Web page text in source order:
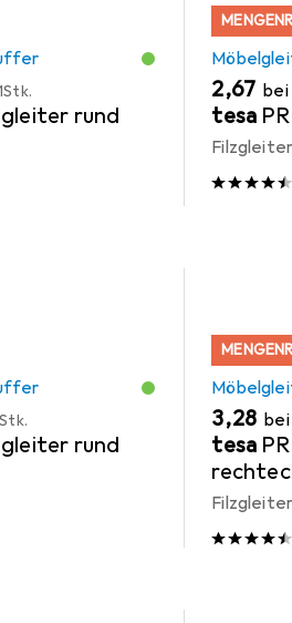
rund
EUR
2,67 bei
tesa
rund
EUR
3,28
tesa